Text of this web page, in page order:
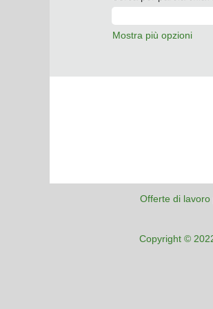
Mostra più opzioni
Offerte di lavoro
Copyright ©